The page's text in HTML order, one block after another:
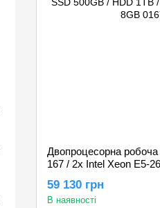
Двопроцесорна робоча
167 / 2x Intel Xeon E5-
P4000 8GB
59 130 грн
В наявності